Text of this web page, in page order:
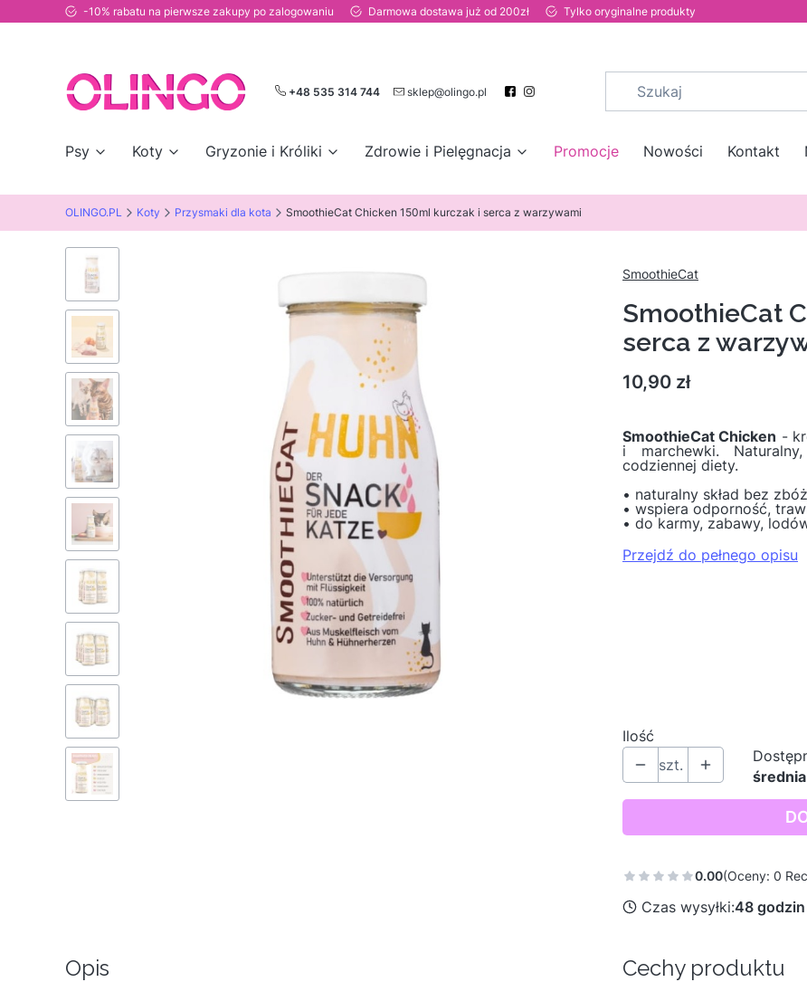
-10% rabatu na pierwsze zakupy po zalogowaniu Darmowa dostawa już od 200zł Tylko oryginalne produkty
+48 535 314 744 sklep@olingo.pl
Psy Koty Gryzonie i Króliki Zdrowie i Pielęgnacja Promocje Nowości Kontakt
OLINGO.PL Koty Przysmaki dla kota SmoothieCat Chicken 150ml kurczak i serca z warzywami
SmoothieCat
SmoothieCat
serca z
Cena
10,90 zł
SmoothieCat Chicken -
i marchewki.
codziennej diety.
• naturalny skład bez
• wspiera odporność,
• do karmy, zabawy,
Przejdź do pełnego opisu
Ilość
szt.
0.00(Oceny: 0
Czas wysyłki:48 godzin
Opis
Cechy produktu